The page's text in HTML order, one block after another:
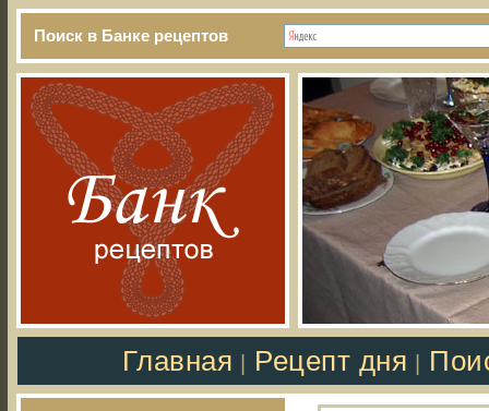
Поиск в Банке рецептов
Главная Рецепт дня